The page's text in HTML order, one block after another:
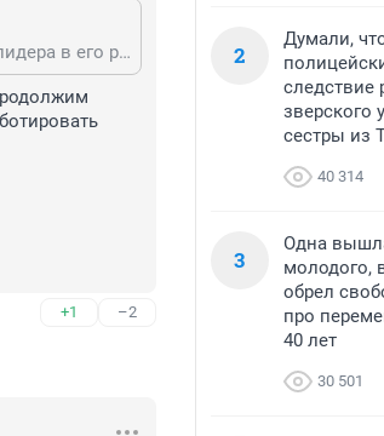
Гость, Путин = Россия. И сейчас мы должны поддерживать нашего лидера в его решениях.
+1 –2
2
Думали,
следствие
зверского
сестры из
40 314
3
Одна
молодого,
обрел
про
40 лет
30 501